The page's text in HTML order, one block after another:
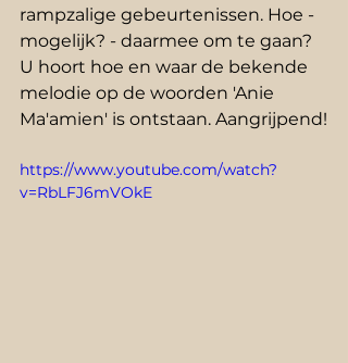
rampzalige gebeurtenissen. Hoe -
mogelijk? - daarmee om te gaan?
U hoort hoe en waar de bekende
melodie op de woorden 'Anie
Ma'amien' is ontstaan. Aangrijpend!
https://www.youtube.com/watch?
v=RbLFJ6mVOkE